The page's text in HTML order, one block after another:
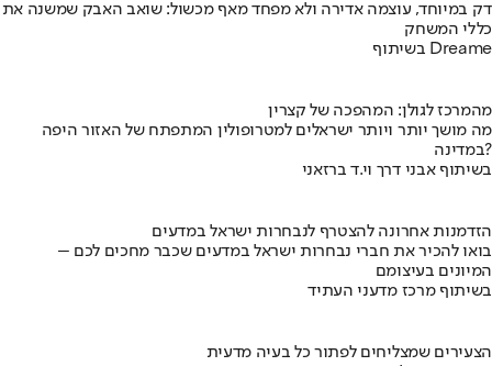
דק במיוחד, עוצמה אדירה ולא מפחד מאף מכשול: שואב האבק שמשנה את
כללי המשחק
בשיתוף Dreame
מהמרכז לגולן: המהפכה של קצרין
מה מושך יותר ויותר ישראלים למטרופולין המתפתח של האזור היפה
במדינה?
בשיתוף אבני דרך וי.ד ברזאני
הזדמנות אחרונה להצטרף לנבחרות ישראל במדעים
בואו להכיר את חברי נבחרות ישראל במדעים שכבר מחכים לכם –
המיונים בעיצומם
בשיתוף מרכז מדעני העתיד
הצעירים שמצליחים לפתור כל בעיה מדעית